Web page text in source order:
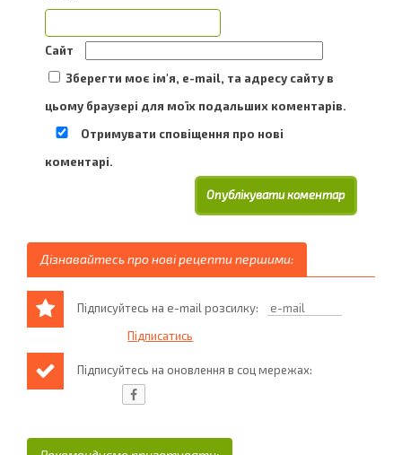
Сайт
Зберегти моє ім'я, e-mail, та адресу сайту в
цьому браузері для моїх подальших коментарів.
Отримувати сповіщення про нові
коментарі.
Дізнавайтесь про нові рецепти першими:
Підписуйтесь на e-mail розсилку:
Підписуйтесь на оновлення в соц мережах: